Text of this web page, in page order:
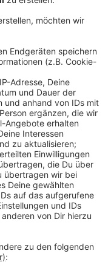
zwischen
Reinersstraße
Reinersstraße
wird die
komplett
Oktober (04.10.)
an den Bäumen
zu leichten
18. Oktober soll